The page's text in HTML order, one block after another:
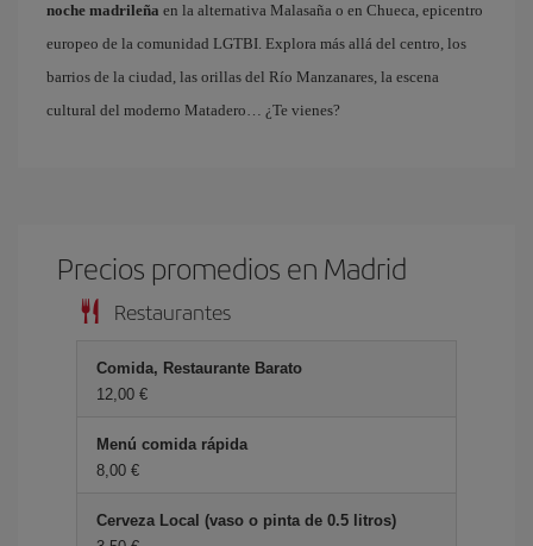
noche madrileña en la alternativa Malasaña o en Chueca, epicentro
europeo de la comunidad LGTBI. Explora más allá del centro, los
barrios de la ciudad, las orillas del Río Manzanares, la escena
cultural del moderno Matadero… ¿Te vienes?
Precios promedios en Madrid
Restaurantes
Comida, Restaurante Barato
12,00 €
Menú comida rápida
8,00 €
Cerveza Local (vaso o pinta de 0.5 litros)